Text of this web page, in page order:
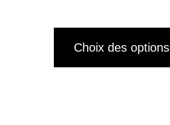
Choix des options